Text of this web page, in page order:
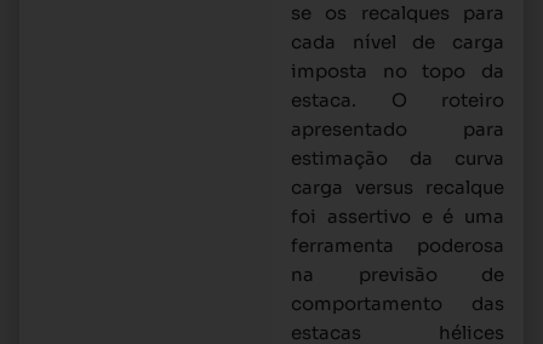
se os recalques para
cada nível de carga
imposta no topo da
estaca. O roteiro
apresentado para
estimação da curva
carga versus recalque
foi assertivo e é uma
ferramenta poderosa
na previsão de
comportamento das
estacas hélices